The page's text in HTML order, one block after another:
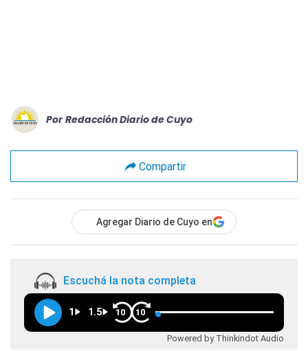
Por Redacción Diario de Cuyo
Compartir
Agregar Diario de Cuyo en
Escuchá la nota completa
1 1.5 10 10
Powered by Thinkindot Audio